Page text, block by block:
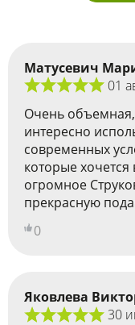
Матусевич
01
Очень
интересно
современных
которые
огромное
прекрасную
0
Яковлева
30